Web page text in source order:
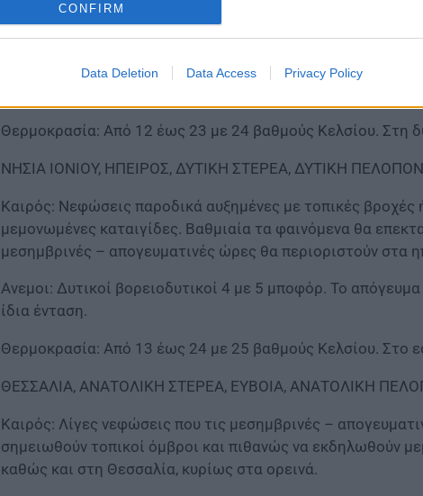
CONFIRM
Data Deletion Data Access Privacy Policy
κεντρική, ανατολική Μακεδονία και τη Θράκη και τις
φαινόμενα τη νύχτα θα εξασθενήσουν και στις
Ανεμοι: Βόρειοι βορειοανατολικοί 3 με 5 μποφόρ. Από το
Θερμοκρασία: Από 12 έως 23 με 24 βαθμούς Κελσίου. Στη
ΝΗΣΙΑ ΙΟΝΙΟΥ, ΗΠΕΙΡΟΣ, ΔΥΤΙΚΗ ΣΤΕΡΕΑ, ΔΥΤΙΚΗ
Καιρός: Νεφώσεις παροδικά αυξημένες με τοπικές
μεμονωμένες καταιγίδες. Βαθμιαία τα φαινόμενα θα
μεσημβρινές – απογευματινές ώρες θα περιοριστούν στα
Ανεμοι: Δυτικοί βορειοδυτικοί 4 με 5 μποφόρ. Το
ίδια ένταση.
Θερμοκρασία: Από 13 έως 24 με 25 βαθμούς Κελσίου. Στο
ΘΕΣΣΑΛΙΑ, ΑΝΑΤΟΛΙΚΗ ΣΤΕΡΕΑ, ΕΥΒΟΙΑ, ΑΝΑΤΟΛΙΚΗ
Καιρός: Λίγες νεφώσεις που τις μεσημβρινές –
σημειωθούν τοπικοί όμβροι και πιθανώς να εκδηλωθούν
καθώς και στη Θεσσαλία, κυρίως στα ορεινά.